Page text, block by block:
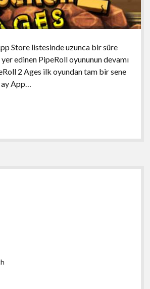
Store listesinde uzunca bir süre
yer edinen PipeRoll oyununun devamı
2 Ages ilk oyundan tam bir sene
App…